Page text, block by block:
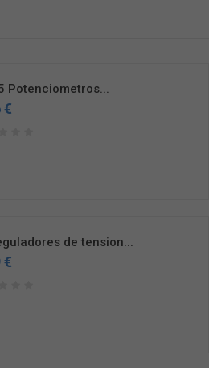
Potenciometros...
€
de tension...
€